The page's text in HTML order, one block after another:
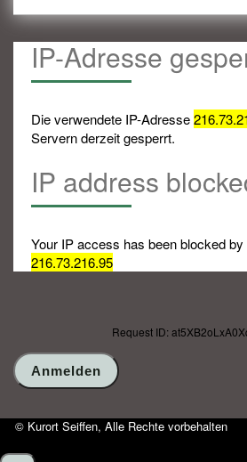
IP-Adresse
Die verwendete IP-Adresse
Servern derzeit gesperrt.
IP address
Your IP access has been blocked
216.73.216.95
Request ID:
© Kurort Seiffen, Alle Rechte vorbehalten